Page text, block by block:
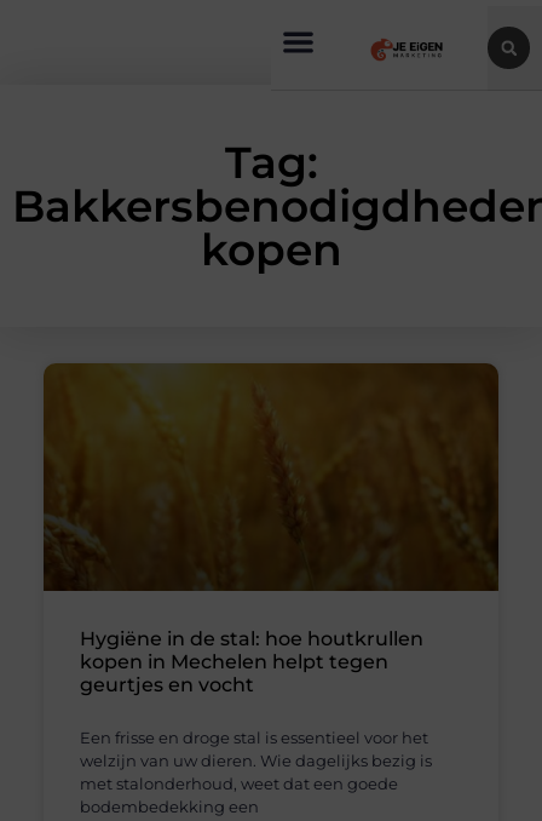
Tag:
kopen
Hygiëne in de stal: hoe houtkrullen
kopen in Mechelen helpt tegen
geurtjes en vocht
Een frisse en droge stal is essentieel voor het
welzijn van uw dieren. Wie dagelijks bezig is
met stalonderhoud, weet dat een goede
bodembedekking een